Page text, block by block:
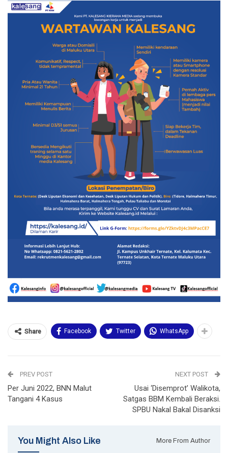
Share Facebook Twitter WhatsApp
PREV POST
Per Juni 2022, BNN Malut
Tangani 4 Kasus
NEXT POST
Usai ‘Disemprot’ Walikota,
Satgas BBM Kembali Beraksi.
SPBU Nakal Bakal Disanksi
You Might Also Like More From Author